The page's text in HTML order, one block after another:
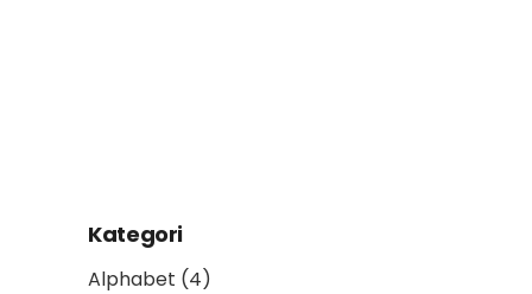
Kategori
Alphabet (4)